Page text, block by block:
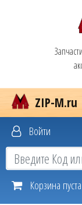
ZIP-M.ru
Войти
Корзина пуста